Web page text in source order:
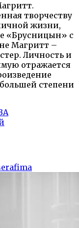
творчеству
жизни,
«Брусницын» с
Магритт –
Личность и
отражается
степени